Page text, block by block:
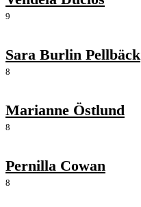
9
Sara Burlin Pellbäck
8
Marianne Östlund
8
Pernilla Cowan
8